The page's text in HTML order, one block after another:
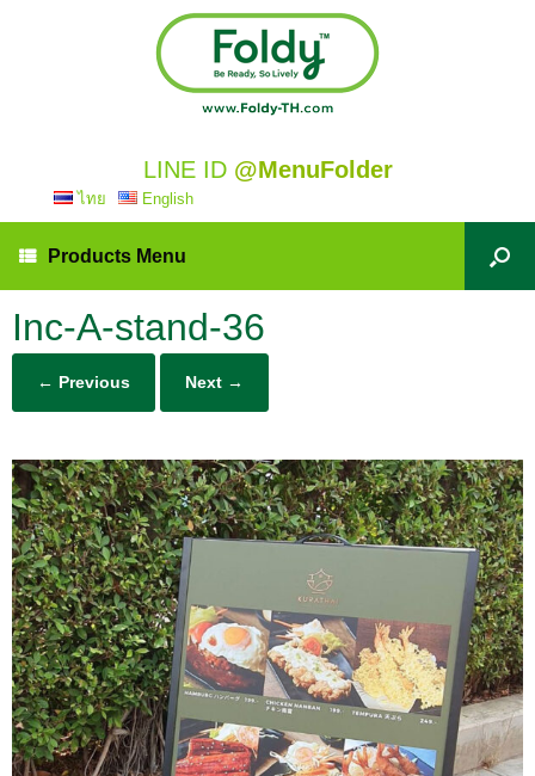
LINE ID @MenuFolder
ไทย English
Products Menu
Inc-A-stand-36
← Previous Next →